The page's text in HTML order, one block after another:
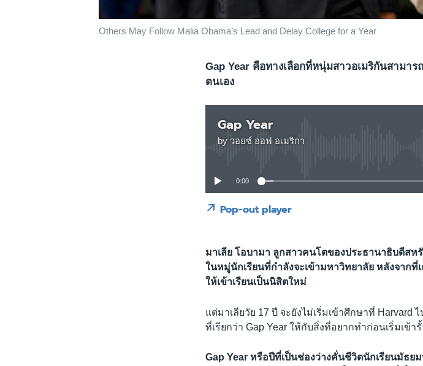
Others May Follow Malia Obama’s Lead and Delay College for a Year
Gap Year คือทางเลือกที่หนุ่มสาวอเมริกันสามา
ตนเอง
Gap Year
by วอยซ์ ออฟ อเมริกา
0:00
Pop-out player
มาเลีย โอบามา ลูกสาวคนโตของประธานาธิบดีสหรั
ในหมู่นักเรียนที่กำลังจะเข้ามหาวิทยาลัย หลังจากที่
ให้เข้าเรียนเป็นนิสิตใหม่
แต่มาเลียวัย 17 ปี จะยังไม่เริ่มเข้าศึกษาที่ Harvard
ที่เรียกว่า Gap Year ให้กับสิ่งที่อยากทำก่อนเริ่มเข้า
Gap Year หรือปีที่เป็นช่องว่างคั่นชีวิตนักเรียนมัธ